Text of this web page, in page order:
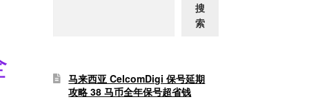
搜
索
马来西亚 CelcomDigi 保号延期
攻略 38 马币全年保号超省钱